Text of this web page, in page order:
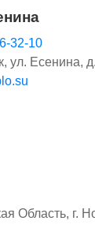
32-10
ул. Есенина,
Область, г.